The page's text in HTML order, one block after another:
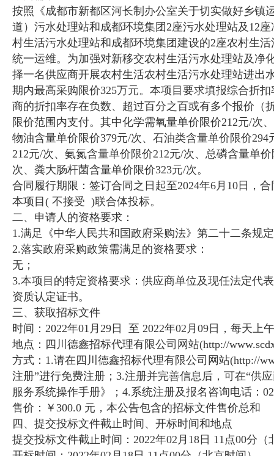
按照《成都市新都区河长制办公室关于切实做好乡镇
道）污水处理站和成都环境集团2座污水处理站及12
村生活污水处理站和成都环境集团建设的2座农村生
统一运维。为加强对新移交农村生活污水处理站及净
择一名供应商开展农村生活农村生活污水处理站进出
期内最高采购限价325万元。本项目要求填报综合折
商的折扣率存在负数、超过百分之百或有多个报价（
限价范围内支付。其中化学需氧量单价限价212元/次
物油含量单价限价379元/次、石油类含量单价限价
212元/次、氨氮含量单价限价212元/次、总磷含量单
次、粪大肠杆菌含量单价限价323元/次。
合同履行期限：签订合同之日起至2024年6月10日，
本项目( 不接受 )联合体投标。
二、申请人的资格要求：
1.满足《中华人民共和国政府采购法》第二十二条规
2.落实政府采购政策需满足的资格要求：
无；
3.本项目的特定资格要求：供应商单位及现任法定代
资质认定证书。
三、获取招标文件
时间：2022年01月29日 至 2022年02月09日，每天上
地点：四川德鑫招标代理有限公司网站(http://
方式：1.请在四川德鑫招标代理有限公司网站(http://
注册”进行免费注册；3.注册并完善信息后，可在“供
服务系统操作手册》；4.系统注册及报名咨询电话：
售价：￥300.0 元，本公告包含的招标文件售价总和
四、提交投标文件截止时间、开标时间和地点
提交投标文件截止时间：2022年02月18日 11点00分（